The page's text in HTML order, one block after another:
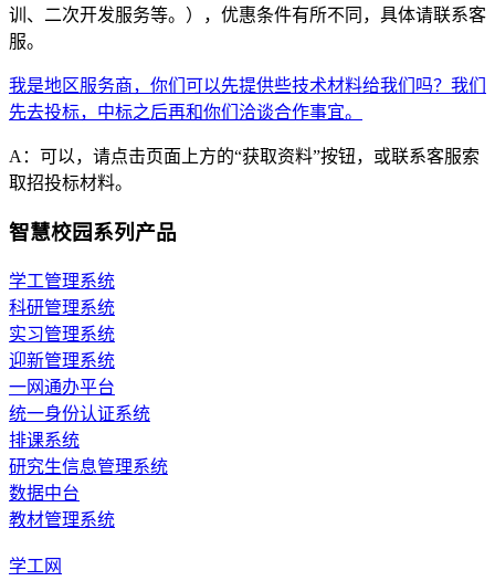
训、二次开发服务等。），优惠条件有所不同，具体请联系客
服。
我是地区服务商，你们可以先提供些技术材料给我们吗？我们
先去投标，中标之后再和你们洽谈合作事宜。
A：可以，请点击页面上方的“获取资料”按钮，或联系客服索
取招投标材料。
智慧校园系列产品
学工管理系统
科研管理系统
实习管理系统
迎新管理系统
一网通办平台
统一身份认证系统
排课系统
研究生信息管理系统
数据中台
教材管理系统
学工网